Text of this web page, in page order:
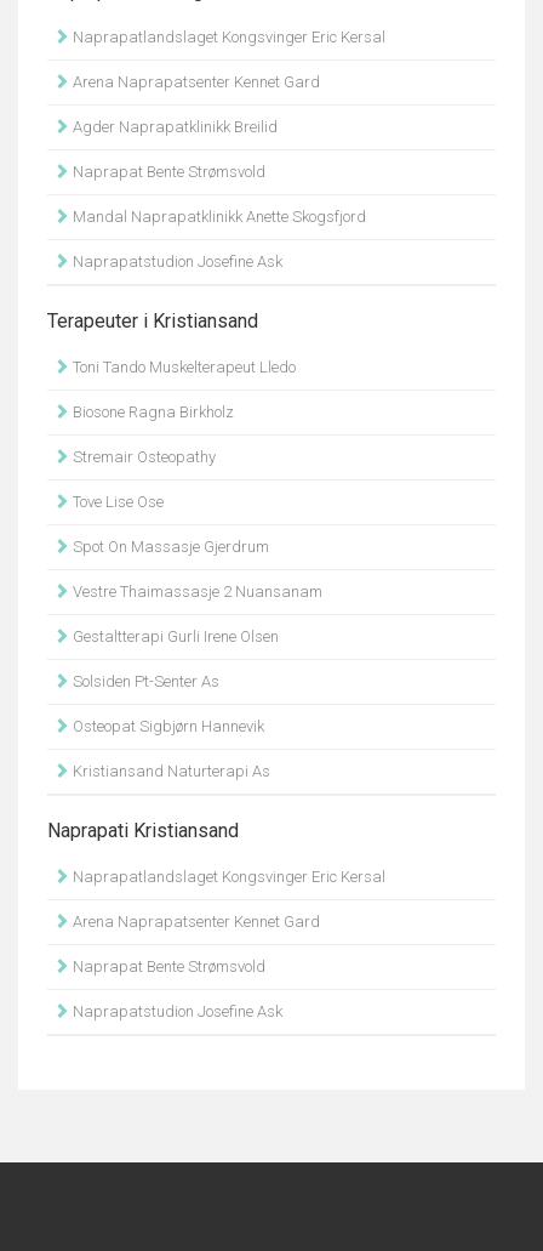
Naprapatlandslaget Kongsvinger Eric Kersal
Arena Naprapatsenter Kennet Gard
Agder Naprapatklinikk Breilid
Naprapat Bente Strømsvold
Mandal Naprapatklinikk Anette Skogsfjord
Naprapatstudion Josefine Ask
Terapeuter i Kristiansand
Toni Tando Muskelterapeut Lledo
Biosone Ragna Birkholz
Stremair Osteopathy
Tove Lise Ose
Spot On Massasje Gjerdrum
Vestre Thaimassasje 2 Nuansanam
Gestaltterapi Gurli Irene Olsen
Solsiden Pt-Senter As
Osteopat Sigbjørn Hannevik
Kristiansand Naturterapi As
Naprapati Kristiansand
Naprapatlandslaget Kongsvinger Eric Kersal
Arena Naprapatsenter Kennet Gard
Naprapat Bente Strømsvold
Naprapatstudion Josefine Ask